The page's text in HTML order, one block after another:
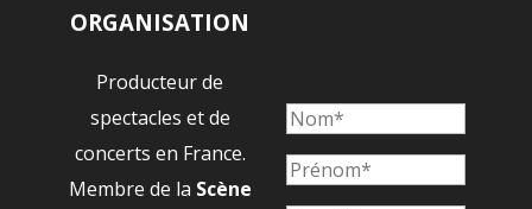
ORGANISATION
Producteur de
spectacles et de
concerts en France.
Membre de la Scène